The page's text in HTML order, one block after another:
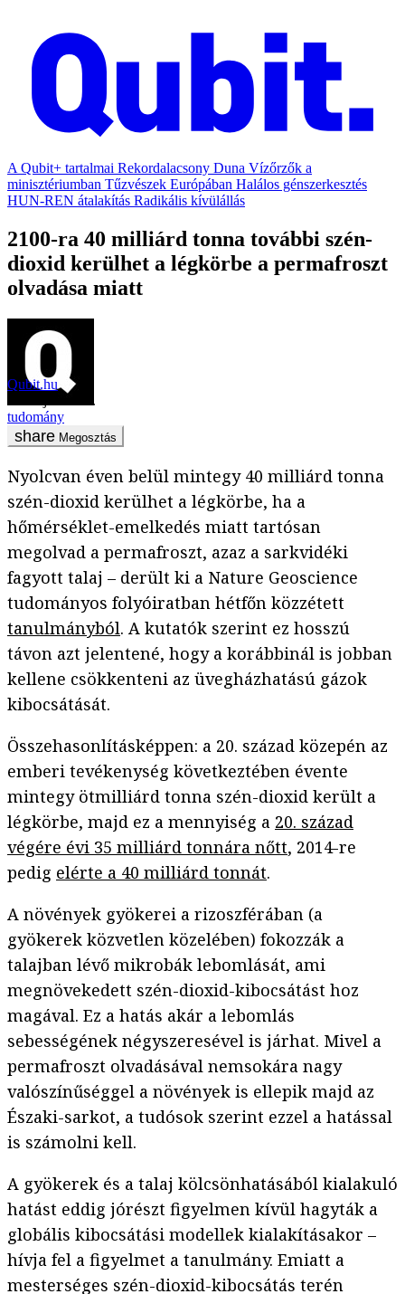
A Qubit+ tartalmai Rekordalacsony Duna Vízőrzők a
minisztériumban Tűzvészek Európában Halálos génszerkesztés
HUN-REN átalakítás Radikális kívülállás
2100-ra 40 milliárd tonna további szén-
dioxid kerülhet a légkörbe a permafroszt
olvadása miatt
Qubit.hu
2020. július 21.
tudomány
Megosztás
Nyolcvan éven belül mintegy 40 milliárd tonna
szén-dioxid kerülhet a légkörbe, ha a
hőmérséklet-emelkedés miatt tartósan
megolvad a permafroszt, azaz a sarkvidéki
fagyott talaj – derült ki a Nature Geoscience
tudományos folyóiratban hétfőn közzétett
tanulmányból. A kutatók szerint ez hosszú
távon azt jelentené, hogy a korábbinál is jobban
kellene csökkenteni az üvegházhatású gázok
kibocsátását.
Összehasonlításképpen: a 20. század közepén az
emberi tevékenység következtében évente
mintegy ötmilliárd tonna szén-dioxid került a
légkörbe, majd ez a mennyiség a 20. század
végére évi 35 milliárd tonnára nőtt, 2014-re
pedig elérte a 40 milliárd tonnát.
A növények gyökerei a rizoszférában (a
gyökerek közvetlen közelében) fokozzák a
talajban lévő mikrobák lebomlását, ami
megnövekedett szén-dioxid-kibocsátást hoz
magával. Ez a hatás akár a lebomlás
sebességének négyszeresével is járhat. Mivel a
permafroszt olvadásával nemsokára nagy
valószínűséggel a növények is ellepik majd az
Északi-sarkot, a tudósok szerint ezzel a hatással
is számolni kell.
A gyökerek és a talaj kölcsönhatásából kialakuló
hatást eddig jórészt figyelmen kívül hagyták a
globális kibocsátási modellek kialakításakor –
hívja fel a figyelmet a tanulmány. Emiatt a
mesterséges szén-dioxid-kibocsátás terén